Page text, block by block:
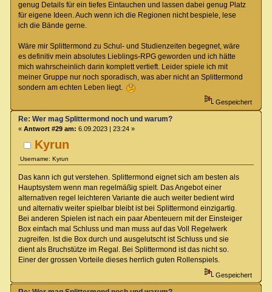
genug Details für ein tiefes Eintauchen und lassen dabei genug Platz
für eigene Ideen. Auch wenn ich die Regionen nicht bespiele, lese
ich die Bände gerne.
Wäre mir Splittermond zu Schul- und Studienzeiten begegnet, wäre
es definitiv mein absolutes Lieblings-RPG geworden und ich hätte
mich wahrscheinlich darin komplett vertieft. Leider spiele ich mit
meiner Gruppe nur noch sporadisch, was aber nicht an Splittermond
sondern am echten Leben liegt.
Gespeichert
Kyrun
Username: Kyrun
Re: Wer mag Splittermond noch und warum?
« Antwort #29 am: 6.09.2023 | 23:24 »
Das kann ich gut verstehen. Splittermond eignet sich am besten als
Hauptsystem wenn man regelmäßig spielt. Das Angebot einer
alternativen regel leichteren Variante die auch weiter bedient wird
und alternativ weiter spielbar bleibt ist bei Splittermond einzigartig.
Bei anderen Spielen ist nach ein paar Abenteuern mit der Einsteiger
Box einfach mal Schluss und man muss auf das Voll Regelwerk
zugreifen. Ist die Box durch und ausgelutscht ist Schluss und sie
dient als Bruchstütze im Regal. Bei Splittermond ist das nicht so.
Einer der grossen Vorteile dieses herrlich guten Rollenspiels.
Gespeichert